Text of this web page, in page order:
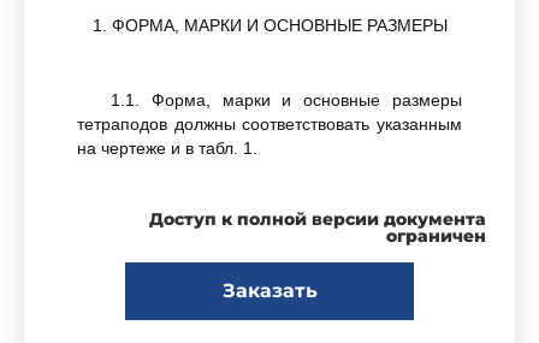
1. ФОРМА, МАРКИ И ОСНОВНЫЕ РАЗМЕРЫ
1.1. Форма, марки и основные размеры
тетраподов должны соответствовать указанным
на чертеже и в табл. 1.
Доступ к полной версии документа
ограничен
Заказать